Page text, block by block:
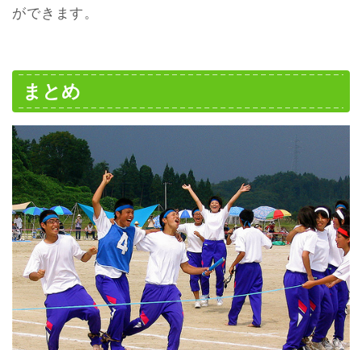
ができます。
まとめ